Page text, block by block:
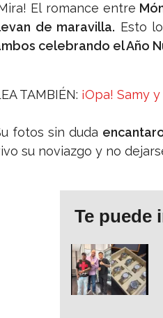
El romance entre
de maravilla. Esto
celebrando el Año
TAMBIÉN: ¡Opa! Samy
fotos sin duda
su noviazgo y no
Te puede